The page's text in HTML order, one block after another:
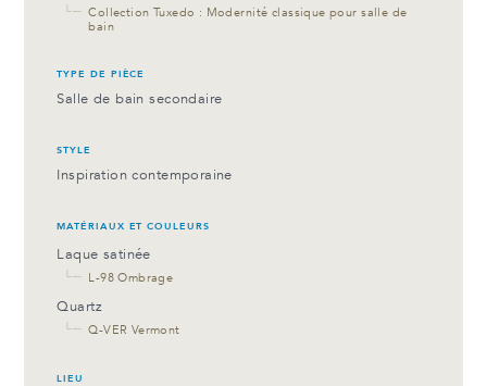
└─ Collection Tuxedo : Modernité classique pour salle de
bain
TYPE DE PIÈCE
Salle de bain secondaire
STYLE
Inspiration contemporaine
MATÉRIAUX ET COULEURS
Laque satinée
└─ L-98 Ombrage
Quartz
└─ Q-VER Vermont
LIEU